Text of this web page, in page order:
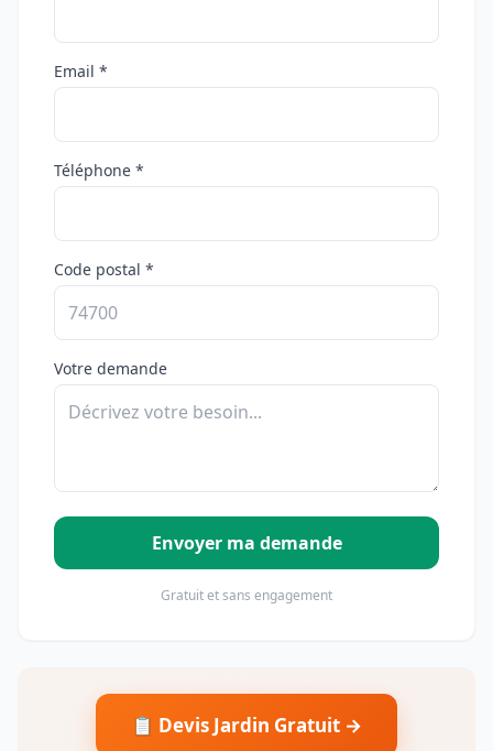
Email *
Téléphone *
Code postal *
Votre demande
Envoyer ma demande
Gratuit et sans engagement
📋 Devis Jardin Gratuit →